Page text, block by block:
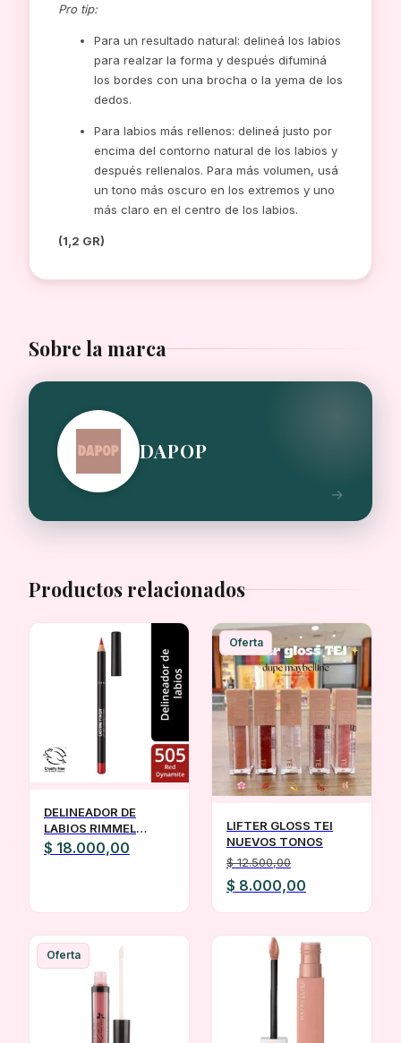
Pro tip:
Para un resultado natural: delineá los labios
para realzar la forma y después difuminá
los bordes con una brocha o la yema de los
dedos.
Para labios más rellenos: delineá justo por
encima del contorno natural de los labios y
después rellenalos. Para más volumen, usá
un tono más oscuro en los extremos y uno
más claro en el centro de los labios.
(1,2 GR)
Sobre la marca
DAPOP
Productos relacionados
DELINEADOR DE
LABIOS RIMMEL
LONDON LASTING
FINISH 505 RED
$ 18.000,00
Oferta
LIFTER GLOSS TEI
NUEVOS TONOS
$12.500,00
El
precio
original
$ 12.500,00.
$ 8.000,00
precio
actual
es:
$ 8.000,00.
Oferta